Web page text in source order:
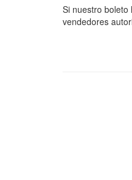
Si nuestro
vendedores